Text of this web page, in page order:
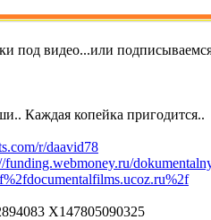
под видео...или
Каждая копейка пригодится..
r/daavid78
funding.webmoney.ru/
X147805090325